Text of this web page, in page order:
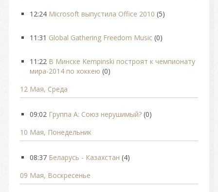
12:24 Microsoft выпустила Office 2010 (5)
11:31 Global Gathering Freedom Music (0)
11:22 В Минске Kempinski построят к чемпионату
мира-2014 по хоккею (0)
12 Мая, Среда
09:02 Группа А: Союз нерушимый? (0)
10 Мая, Понедельник
08:37 Беларусь - Казахстан (4)
09 Мая, Воскресенье